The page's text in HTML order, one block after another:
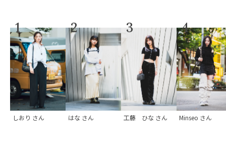
1
しおり さん
2
はな さん
3
工藤 ひな さん
4
Minseo さん